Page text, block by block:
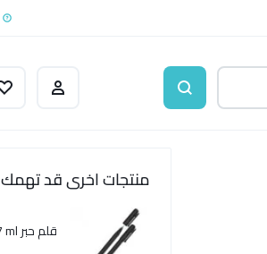
منتجات اخرى قد تهمك
قلم حبر LEXI FASTBOY 0.7 ml